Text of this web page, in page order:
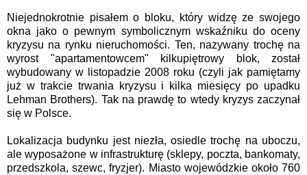
Niejednokrotnie pisałem o bloku, który widzę ze swojego
okna jako o pewnym symbolicznym wskaźniku do oceny
kryzysu na rynku nieruchomości. Ten, nazywany trochę na
wyrost "apartamentowcem" kilkupiętrowy blok, został
wybudowany w listopadzie 2008 roku (czyli jak pamiętamy
już w trakcie trwania kryzysu i kilka miesięcy po upadku
Lehman Brothers). Tak na prawdę to wtedy kryzys zaczynał
się w Polsce.
Lokalizacja budynku jest niezła, osiedle trochę na uboczu,
ale wyposażone w infrastrukturę (sklepy, poczta, bankomaty,
przedszkola, szewc, fryzjer). Miasto wojewódzkie około 760